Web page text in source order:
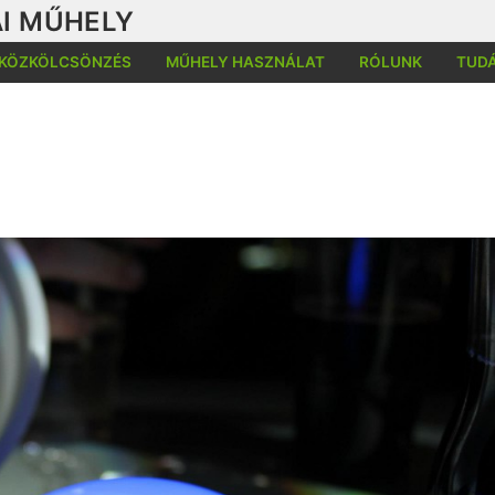
MŰHELY
MŰHELY HASZNÁLAT RÓLUNK